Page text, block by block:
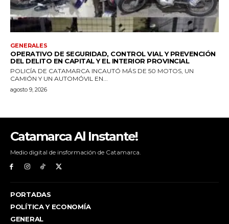
Catamarca Al Instante!
Medio digital de insformación de Catamarca.
PORTADAS
POLÍTICA Y ECONOMÍA
GENERAL